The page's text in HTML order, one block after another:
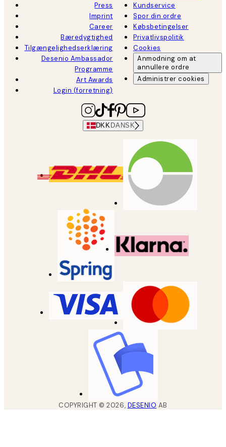
Press
Imprint
Career
Bæredygtighed
Tilgængelighedserklæring
Desenio Ambassador
Programme
Art Awards
Login (forretning)
Kundservice
Spor din ordre
Købsbetingelser
Privatlivspolitik
Cookies
Anmodning om at
annullere ordre
Administrer cookies
DKK DANSK
COPYRIGHT ©2026, DESENIO AB